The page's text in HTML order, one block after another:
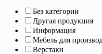
Без категории
Другая продукция
Информация
Мебель для
Верстаки